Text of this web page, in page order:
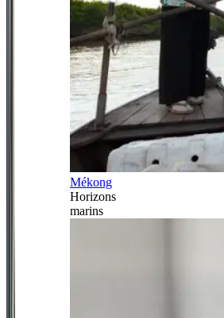
Mékong
Horizons
marins